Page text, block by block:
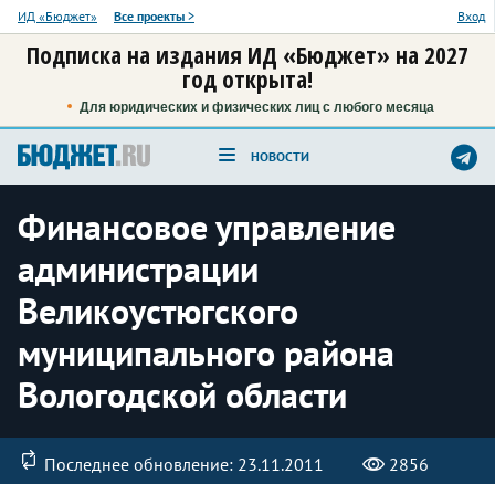
ИД «Бюджет» Все проекты > Вход
Подписка на издания ИД «Бюджет» на 2027
год открыта!
Для юридических и физических лиц с любого месяца
НОВОСТИ
Финансовое управление
администрации
Великоустюгского
муниципального района
Вологодской области
Последнее обновление: 23.11.2011 2856